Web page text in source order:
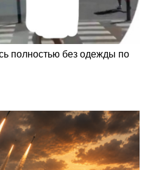
полностью без одежды по